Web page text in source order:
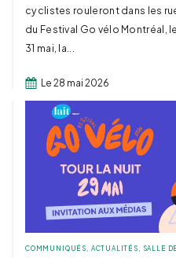
cyclistes rouleront dans les
du Festival Go vélo Montréal,
31 mai, la...
Le 28 mai 2026
COMMUNIQUÉS ACTUALITÉS SALLE